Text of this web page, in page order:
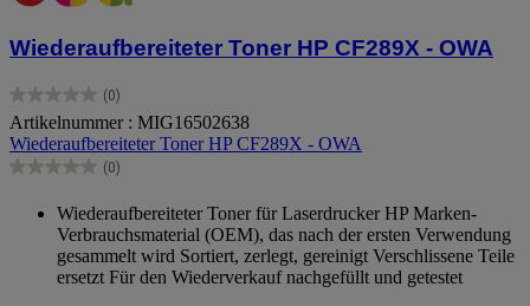
Wiederaufbereiteter Toner HP CF289X - OWA
(0)
0.0
von
5
Sternen.
Artikelnummer : MIG16502638
Wiederaufbereiteter Toner HP CF289X - OWA
(0)
0.0
Sternen.
Wiederaufbereiteter Toner für Laserdrucker HP Marken-
Verbrauchsmaterial (OEM), das nach der ersten Verwendung
gesammelt wird Sortiert, zerlegt, gereinigt Verschlissene Teile
ersetzt Für den Wiederverkauf nachgefüllt und getestet